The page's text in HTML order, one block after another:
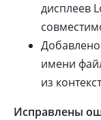
дисплеев
имени
из
Исправлены